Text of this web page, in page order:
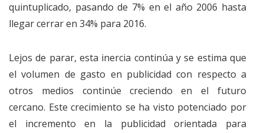
quintuplicado, pasando de 7% en el año 2006 hasta
llegar cerrar en 34% para 2016.
Lejos de parar, esta inercia continúa y se estima que
el volumen de gasto en publicidad con respecto a
otros medios continúe creciendo en el futuro
cercano. Este crecimiento se ha visto potenciado por
el incremento en la publicidad orientada para